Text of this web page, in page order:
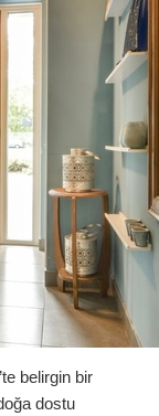
belirgin bir
dostu